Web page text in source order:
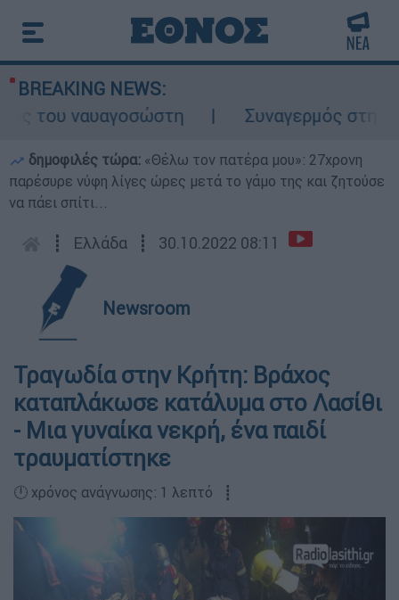
BREAKING NEWS:
του ναυαγοσώστη
Συναγερμός στην
δημοφιλές τώρα: «Θέλω τον πατέρα μου»: 27χρονη
παρέσυρε νύφη λίγες ώρες μετά το γάμο της και ζητούσε
να πάει σπίτι...
┋ Ελλάδα ┋ 30.10.2022 08:11
Newsroom
Τραγωδία στην Κρήτη: Βράχος
καταπλάκωσε κατάλυμα στο Λασίθι
- Μια γυναίκα νεκρή, ένα παιδί
τραυματίστηκε
🕛 χρόνος ανάγνωσης: 1 λεπτό ┋